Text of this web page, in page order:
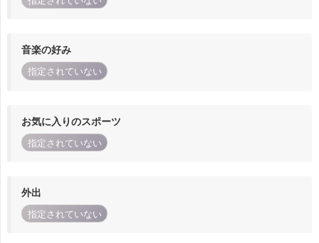
音楽の好み
指定されていない
お気に入りのスポーツ
指定されていない
外出
指定されていない